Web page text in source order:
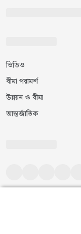
ভিডিও
বীমা পরামর্শ
উন্নয়ন ও বীমা
আন্তর্জাতিক